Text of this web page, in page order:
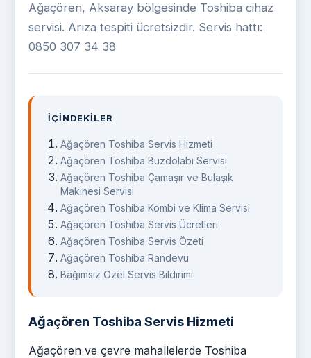
Ağaçören, Aksaray bölgesinde Toshiba cihaz
servisi. Arıza tespiti ücretsizdir. Servis hattı:
0850 307 34 38
İÇINDEKILER
Ağaçören Toshiba Servis Hizmeti
Ağaçören Toshiba Buzdolabı Servisi
Ağaçören Toshiba Çamaşır ve Bulaşık
Makinesi Servisi
Ağaçören Toshiba Kombi ve Klima Servisi
Ağaçören Toshiba Servis Ücretleri
Ağaçören Toshiba Servis Özeti
Ağaçören Toshiba Randevu
Bağımsız Özel Servis Bildirimi
Ağaçören Toshiba Servis Hizmeti
Ağaçören ve çevre mahallelerde Toshiba